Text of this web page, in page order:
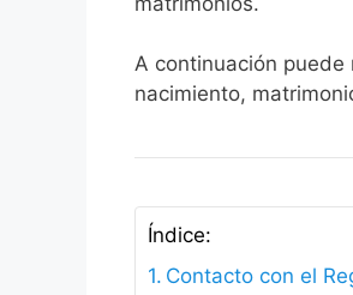
A continuación
nacimiento,
Índice:
Contacto con el